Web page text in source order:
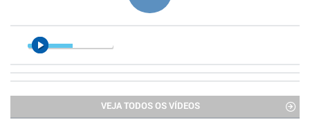
VEJA TODOS OS VÍDEOS